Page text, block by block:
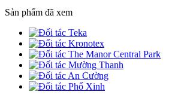
Sản phẩm đã xem